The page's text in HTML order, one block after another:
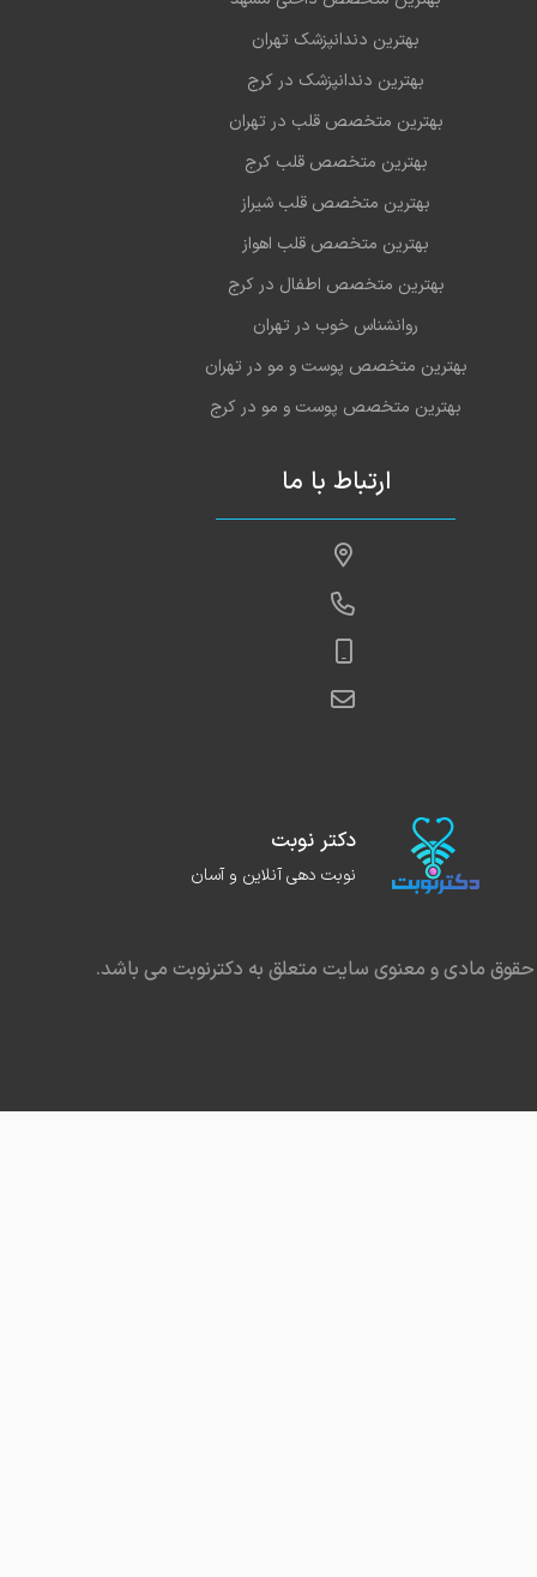
بهترین دندانپزشک تهران
بهترین دندانپزشک در کرج
بهترین متخصص قلب در تهران
بهترین متخصص قلب کرج
بهترین متخصص قلب شیراز
بهترین متخصص قلب اهواز
بهترین متخصص اطفال در کرج
روانشناس خوب در تهران
بهترین متخصص پوست و مو در تهران
بهترین متخصص پوست و مو در کرج
ارتباط با ما
دکتر نوبت
نوبت دهی آنلاین و آسان
مادی و معنوی سایت متعلق به دکترنوبت می باشد.